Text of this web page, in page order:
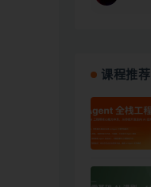
课程推荐